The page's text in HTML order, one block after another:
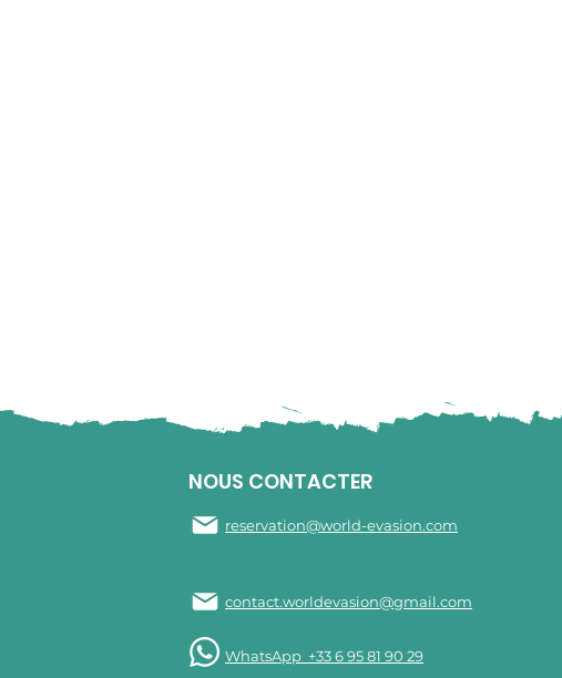
NOUS CONTACTER
reservation@world-evasion.com
contact.worldevasion@gmail.com
WhatsApp +33 6 95 81 90 29